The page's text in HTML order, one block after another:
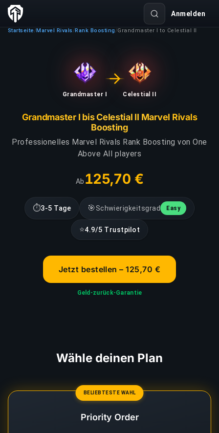
Anmelden
Startseite /Marvel Rivals /Rank Boosting /Grandmaster I to Celestial II
Grandmaster I Celestial II
Grandmaster I bis Celestial II Marvel Rivals
Boosting
Professionelles Marvel Rivals Rank Boosting von One
Above All players
Ab 125,70 €
⏱3-5 Tage 🎯 Schwierigkeitsgrad Easy
⭐4.9/5 Trustpilot
Jetzt bestellen – 125,70 €
Geld-zurück-Garantie
Wähle deinen Plan
BELIEBTESTE WAHL
Priority Order